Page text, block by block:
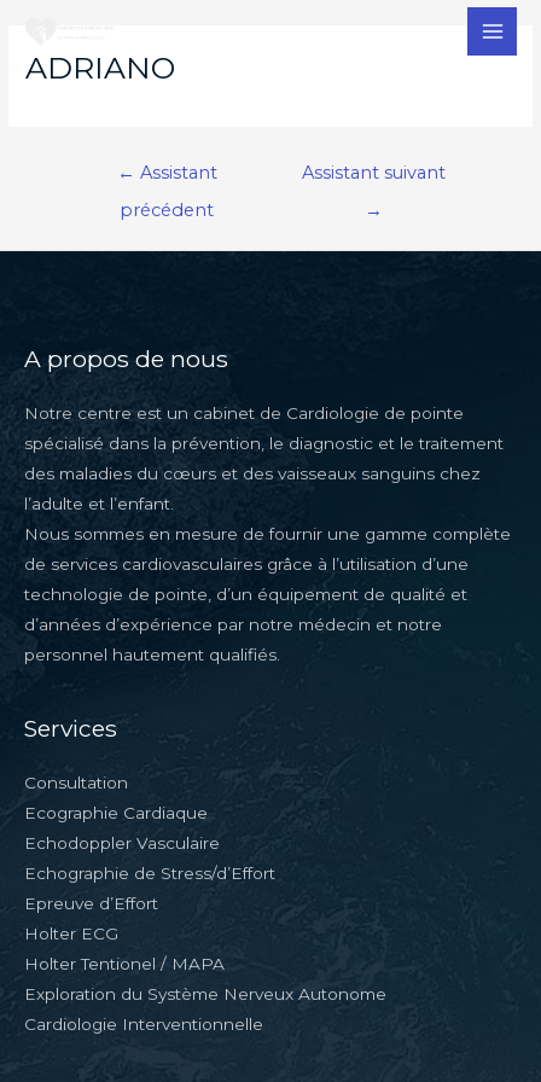
ADRIANO
Navigation
← Assistant
précédent
Assistant suivant
→
A propos de nous
Notre centre est un cabinet de Cardiologie de pointe
spécialisé dans la prévention, le diagnostic et le traitement
des maladies du cœurs et des vaisseaux sanguins chez
l’adulte et l’enfant.
Nous sommes en mesure de fournir une gamme complète
de services cardiovasculaires grâce à l’utilisation d’une
technologie de pointe, d’un équipement de qualité et
d’années d’expérience par notre médecin et notre
personnel hautement qualifiés.
Services
Consultation
Ecographie Cardiaque
Echodoppler Vasculaire
Echographie de Stress/d’Effort
Epreuve d’Effort
Holter ECG
Holter Tentionel / MAPA
Exploration du Système Nerveux Autonome
Cardiologie Interventionnelle